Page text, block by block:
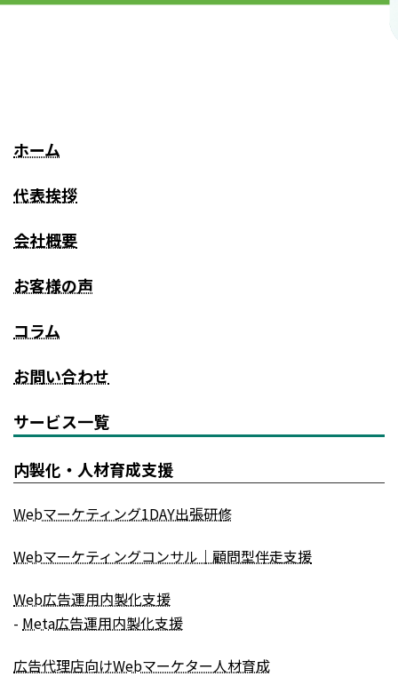
ホーム
代表挨拶
会社概要
お客様の声
コラム
お問い合わせ
サービス一覧
内製化・人材育成支援
Webマーケティング1DAY出張研修
Webマーケティングコンサル｜顧問型伴走支援
Web広告運用内製化支援
- Meta広告運用内製化支援
広告代理店向けWebマーケター人材育成